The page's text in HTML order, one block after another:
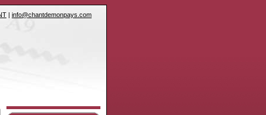
| info@chantdemonpays.com